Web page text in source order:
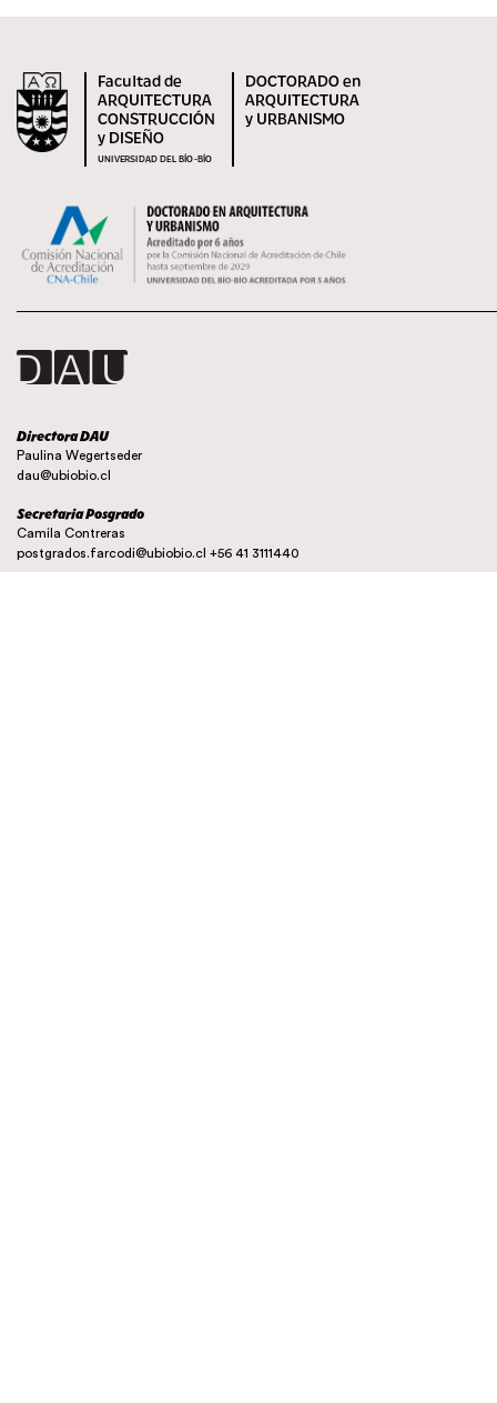
Facultad de
ARQUITECTURA
CONSTRUCCIÓN
y DISEÑO
UNIVERSIDAD DEL BÍO-BÍO
DOCTORADO en
ARQUITECTURA
y URBANISMO
Directora DAU
Paulina Wegertseder
dau@ubiobio.cl
Secretaria Posgrado
Camila Contreras
postgrados.farcodi@ubiobio.cl +56 41 3111440